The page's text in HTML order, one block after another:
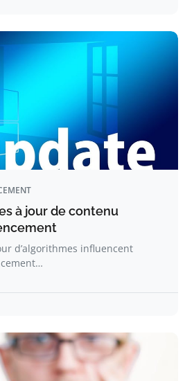
à jour de contenu
d’algorithmes influencent